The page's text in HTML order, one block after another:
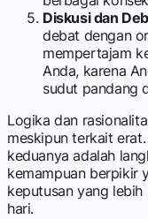
Diskusi dan
debat dengan
mempertajam
Anda, karena
sudut pandang
Logika dan
meskipun terkait
keduanya adalah
kemampuan berpikir
keputusan yang
hari.